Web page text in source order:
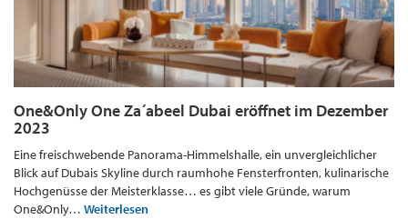
One&Only One Za´abeel Dubai eröffnet im Dezember
2023
Eine freischwebende Panorama-Himmelshalle, ein unvergleichlicher
Blick auf Dubais Skyline durch raumhohe Fensterfronten, kulinarische
Hochgenüsse der Meisterklasse… es gibt viele Gründe, warum
One&Only… Weiterlesen